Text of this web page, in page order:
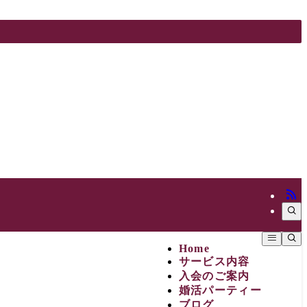
Home
サービス内容
入会のご案内
婚活パーティー
ブログ